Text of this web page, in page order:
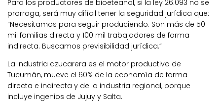
Para los productores de bioeteanol, si la ley 26.093 no se
prorroga, será muy difícil tener la seguridad jurídica que:
“Necesitamos para seguir produciendo. Son más de 50
mil familias directa y 100 mil trabajadores de forma
indirecta. Buscamos previsibilidad jurídica.”
La industria azucarera es el motor productivo de
Tucumán, mueve el 60% de la economía de forma
directa e indirecta y de la industria regional, porque
incluye ingenios de Jujuy y Salta.